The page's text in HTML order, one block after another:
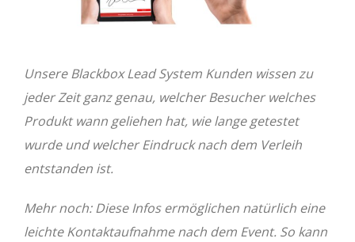
Unsere Blackbox Lead System Kunden wissen zu
jeder Zeit ganz genau, welcher Besucher welches
Produkt wann geliehen hat, wie lange getestet
wurde und welcher Eindruck nach dem Verleih
entstanden ist.
Mehr noch: Diese Infos ermöglichen natürlich eine
leichte Kontaktaufnahme nach dem Event. So kann